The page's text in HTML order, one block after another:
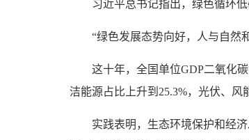
习近平总书记指出，绿色循环低
“绿色发展态势向好，人与自然和
这十年，全国单位GDP二氧化碳
洁能源占比上升到25.3%，光伏、
实践表明，生态环境保护和经济